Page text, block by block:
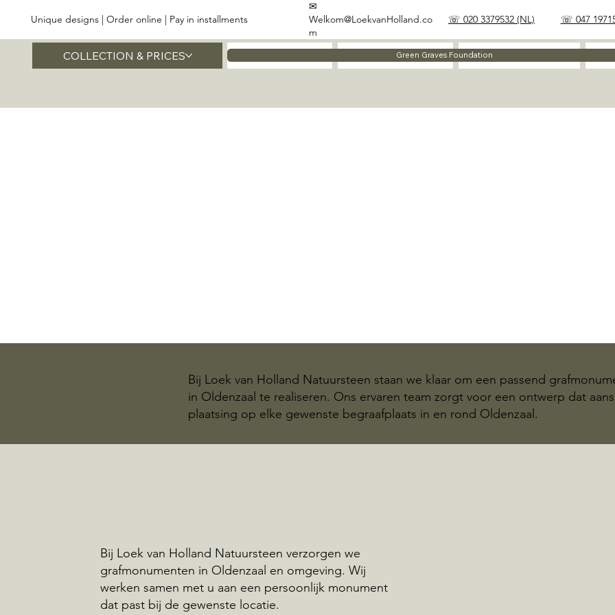
Unique designs | Order online | Pay in installments ☏ 020 3379532 (NL) ☏ 047
✉
Welkom@LoekvanHolland.co
m
COLLECTION & PRICES Method
Green Graves Foundation
Bij Loek van Holland Natuursteen staan we klaar om een passend
in Oldenzaal te realiseren. Ons ervaren team zorgt voor een ontwerp dat
plaatsing op elke gewenste begraafplaats in en rond Oldenzaal.
Bij Loek van Holland Natuursteen verzorgen we
grafmonumenten in Oldenzaal en omgeving. Wij
werken samen met u aan een persoonlijk monument
dat past bij de gewenste locatie.